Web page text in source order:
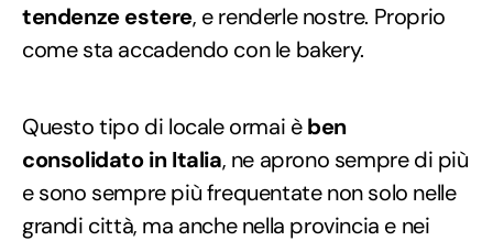
tendenze estere, e renderle nostre. Proprio
come sta accadendo con le bakery.
Questo tipo di locale ormai èben
consolidato in Italia, ne aprono sempre di più
e sono sempre più frequentate non solo nelle
grandi città, ma anche nella provincia e nei